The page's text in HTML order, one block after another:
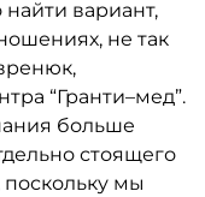
вариант,
не так
“Гранти–мед”.
больше
стоящего
мы